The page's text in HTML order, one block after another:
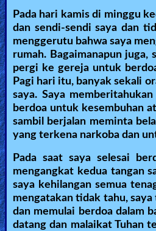
Revelations
Testimonies
Evangelism
Documentaries
Islam
Pada hari kamis di minggu
dan sendi-sendi saya dan
menggerutu bahwa saya
rumah. Bagaimanapun
pergi ke gereja untuk
Pagi hari itu, banyak sekali
saya. Saya
berdoa untuk kesembuhan
sambil berjalan meminta
yang terkena narkoba dan
Pada saat saya selesai
mengangkat kedua tangan
saya kehilangan semua
mengatakan tidak tahu,
dan memulai berdoa dalam
datang dan malaikat Tuhan